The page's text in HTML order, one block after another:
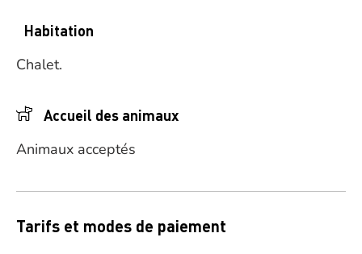
Habitation
Chalet.
Accueil des animaux
Animaux acceptés
Tarifs et modes de paiement